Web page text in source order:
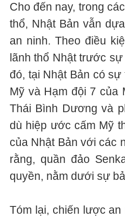
Cho đến nay, trong
thổ, Nhật Bản vẫn
an ninh. Theo điều
lãnh thổ Nhật trước
đó, tại Nhật Bản có
Mỹ và Hạm đội 7 của
Thái Bình Dương và
dù hiệp ước cấm Mỹ
của Nhật Bản với các
rằng, quần đảo
quyền, nằm dưới sự
Tóm lại, chiến lược